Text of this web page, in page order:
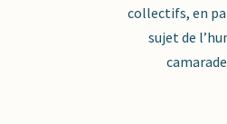
collectifs, en
sujet de